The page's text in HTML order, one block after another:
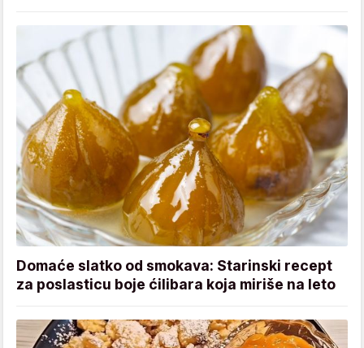
Domaće slatko od smokava: Starinski recept
za poslasticu boje ćilibara koja miriše na leto